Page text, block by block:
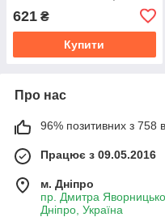
621 ₴
Купити
Про нас
96% позитивних з 758
Працює з 09.05.2016
м. Дніпро
пр. Дмитра
Дніпро, Україна